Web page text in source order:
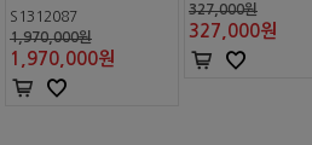
S1312087
1,970,000원
1,970,000원
327,000원
327,000원